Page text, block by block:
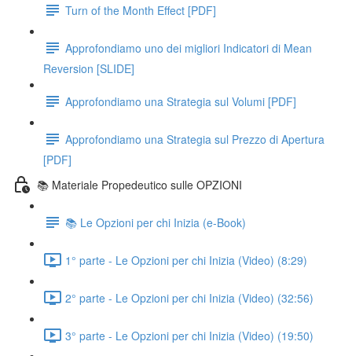
Turn of the Month Effect [PDF]
Approfondiamo uno dei migliori Indicatori di Mean
Reversion [SLIDE]
Approfondiamo una Strategia sul Volumi [PDF]
Approfondiamo una Strategia sul Prezzo di Apertura
[PDF]
📚 Materiale Propedeutico sulle OPZIONI
📚 Le Opzioni per chi Inizia (e-Book)
1° parte - Le Opzioni per chi Inizia (Video) (8:29)
2° parte - Le Opzioni per chi Inizia (Video) (32:56)
3° parte - Le Opzioni per chi Inizia (Video) (19:50)